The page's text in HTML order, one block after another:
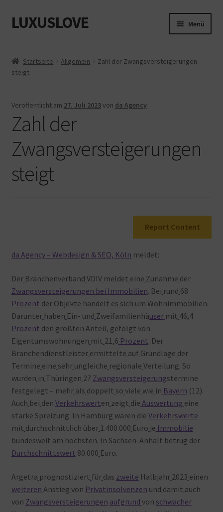
Zur
Navigation
Zum
Inhalt
LUXUSLOVE Menü
Cookie-Richtlinie (EU)
Datenschutz
Impressum
Kasse
Mein Konto
Startseite Allgemein
Zahl der Zwangsversteigerungen
steigt
Veröffentlicht am 27. Juli 2023von da Agency
Zahl der
Zwangsversteigerungen
steigt
Report Content
da Agency – Webdesign & SEO, Köln meldet:
Der Branchenverband VDIV meldet eine Zunahme der
Zwangsversteigerungen bei Immobilien. Bei rund 68
Prozent der Objekte handelt es sich um Wohnimmobilien.
Darunter haben Ein- und Zweifamilienhäuser mit 46,4
Prozent den größten Anteil, gefolgt von
Eigentumswohnungen mit 21,6 Prozent. Der
Branchendienstleister ermittelte auf Grundlage der
Termine eine sehr ungleiche regionale Verteilung: So
wurden in Thüringen 27 Zwangsversteigerungstermine
festgelegt – mehr als doppelt so viele wie in Bayern (12).
Auch bei den Verkehrswerten zeigt die Auswertung eine
starke Spreizung: In Hamburg waren die Verkehrswerte
mit durchschnittlich über 1.400.000 Euro je Immobilie
bundesweit am höchsten. In Sachsen-Anhalt betrug der
Durchschnittswert 80.000 Euro.
Argetra prognostiziert für das zweite Halbjahr 2023 einen
weiteren Anstieg von Privatinsolvenzen und damit auch
von Zwangsversteigerungen aufgrund von schwacher